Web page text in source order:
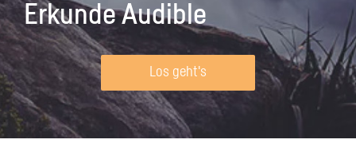
Erkunde Audible
Los geht's